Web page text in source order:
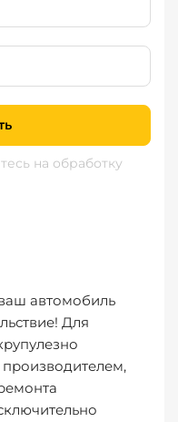
на обработку
автомобиль
Для